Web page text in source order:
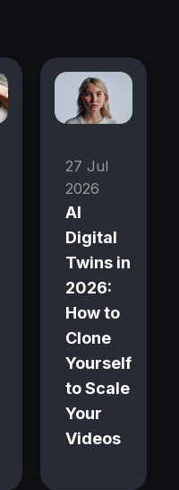
27 Jul
2026
AI
Digital
Twins in
2026:
How to
Clone
Yourself
to Scale
Your
Videos